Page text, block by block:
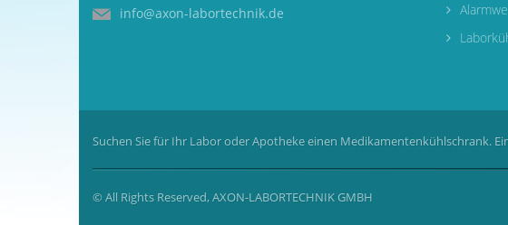
info@axon-labortechnik.de
Suchen Sie für Ihr Labor oder Apotheke einen Medikamentenkühlschrank.
© All Rights Reserved, AXON-LABORTECHNIK GMBH